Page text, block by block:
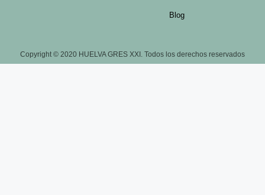
Blog
Copyright © 2020 HUELVA GRES XXI. Todos los derechos reservados